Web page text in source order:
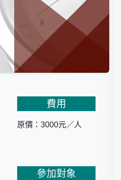
費用
原價：3000元／人
參加對象